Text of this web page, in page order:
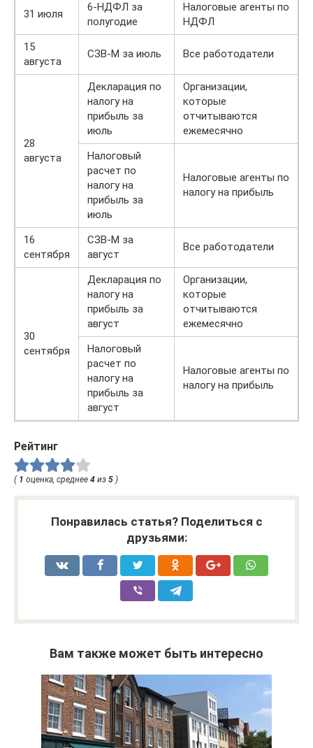
31 июля
6-НДФЛ за
полугодие
Налоговые агенты по
НДФЛ
15
августа
СЗВ-М за июль Все работодатели
28
августа
Декларация по
налогу на
прибыль за
июль
Организации,
которые
отчитываются
ежемесячно
Налоговый
расчет по
налогу на
прибыль за
июль
Налоговые агенты по
налогу на прибыль
16
сентября
СЗВ-М за
август
Все работодатели
30
сентября
Декларация по
налогу на
прибыль за
август
Организации,
которые
отчитываются
ежемесячно
Налоговый
расчет по
налогу на
прибыль за
август
Налоговые агенты по
налогу на прибыль
Рейтинг
( 1 оценка, среднее 4 из 5 )
Понравилась статья? Поделиться с
друзьями:
Вам также может быть интересно